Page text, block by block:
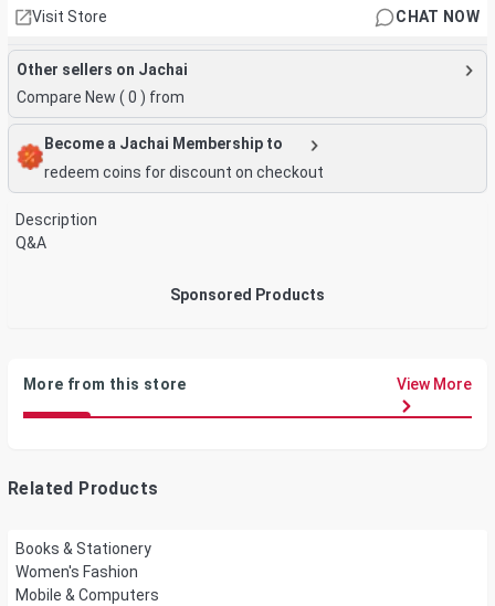
Visit Store CHAT NOW
Other sellers on Jachai
Compare New ( 0 ) from
Become a Jachai Membership to
redeem coins for discount on checkout
Description
Q&A
Sponsored Products
More from this store View More
Related Products
Books & Stationery
Women's Fashion
Mobile & Computers